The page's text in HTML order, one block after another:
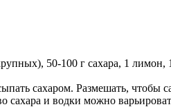
50-100 г сахара, 1 лимон,
сахаром. Размешать, чтобы
и водки можно